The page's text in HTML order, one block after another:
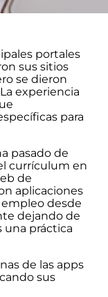
portales
sus sitios
se dieron
experiencia
para
pasado de
currículum en
de
aplicaciones
empleo desde
dejando de
una práctica
de las apps
sus